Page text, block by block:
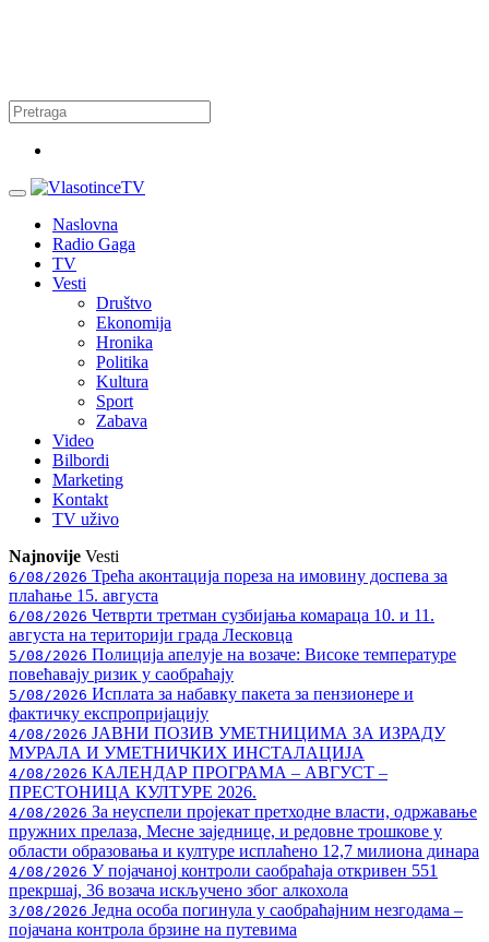
Naslovna
Radio Gaga
TV
Vesti
Društvo
Ekonomija
Hronika
Politika
Kultura
Sport
Zabava
Video
Bilbordi
Marketing
Kontakt
TV uživo
Najnovije Vesti
6/08/2026 Трећа аконтација пореза на имовину доспева за
плаћање 15. августа
6/08/2026 Четврти третман сузбијања комараца 10. и 11.
августа на територији града Лесковца
5/08/2026 Полиција апелује на возаче: Високе температуре
повећавају ризик у саобраћају
5/08/2026 Исплата за набавку пакета за пензионере и
фактичку експропријацију
4/08/2026 ЈАВНИ ПОЗИВ УМЕТНИЦИМА ЗА ИЗРАДУ
МУРАЛА И УМЕТНИЧКИХ ИНСТАЛАЦИЈА
4/08/2026 КАЛЕНДАР ПРОГРАМА – АВГУСТ –
ПРЕСТОНИЦА КУЛТУРЕ 2026.
4/08/2026 За неуспели пројекат претходне власти, одржавање
пружних прелаза, Месне заједнице, и редовне трошкове у
области образовања и културе исплаћено 12,7 милиона динара
4/08/2026 У појачаној контроли саобраћаја откривен 551
прекршај, 36 возача искључено због алкохола
3/08/2026 Једна особа погинула у саобраћајним незгодама –
појачана контрола брзине на путевима